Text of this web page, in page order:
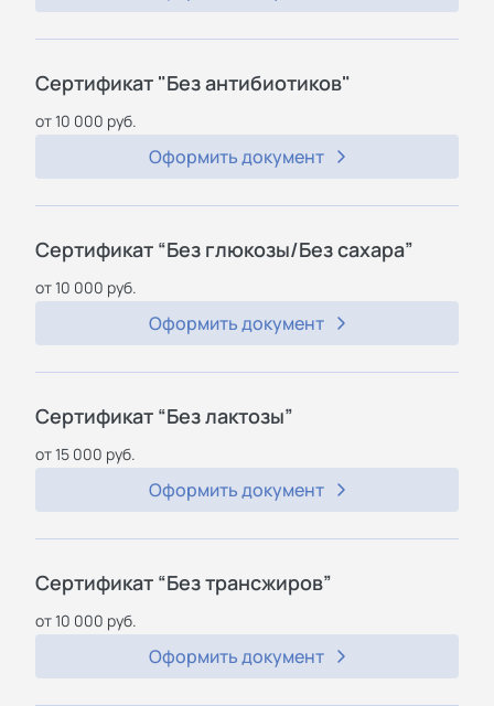
Сертификат "Без антибиотиков"
от 10 000 руб.
Оформить документ
Сертификат “Без глюкозы/Без сахара”
от 10 000 руб.
Оформить документ
Сертификат “Без лактозы”
от 15 000 руб.
Оформить документ
Сертификат “Без трансжиров”
от 10 000 руб.
Оформить документ